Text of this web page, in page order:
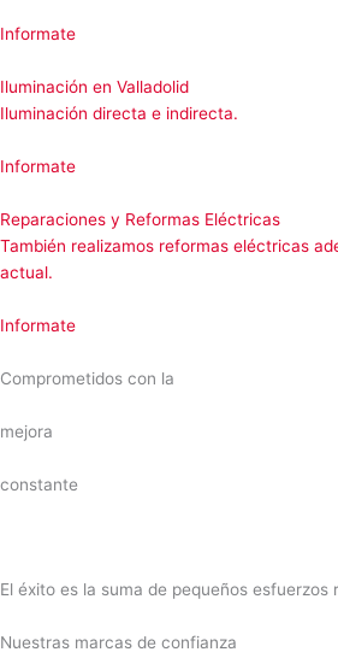
Informate
Iluminación en Valladolid
Iluminación directa e indirecta.
Informate
Reparaciones y Reformas Eléctricas
También realizamos reformas eléctricas
actual.
Informate
Comprometidos con la
mejora
constante
El éxito es la suma de pequeños esfuerzos
Nuestras marcas de confianza